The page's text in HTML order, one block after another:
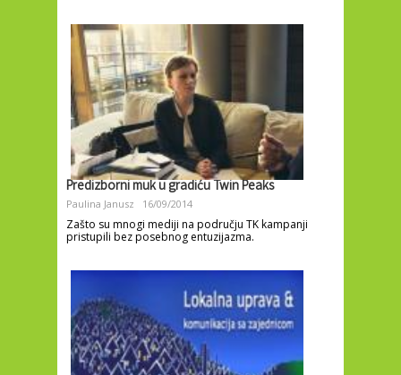
Predizborni muk u gradiću Twin Peaks
Paulina Janusz 16/09/2014
Zašto su mnogi mediji na području TK kampanji
pristupili bez posebnog entuzijazma.